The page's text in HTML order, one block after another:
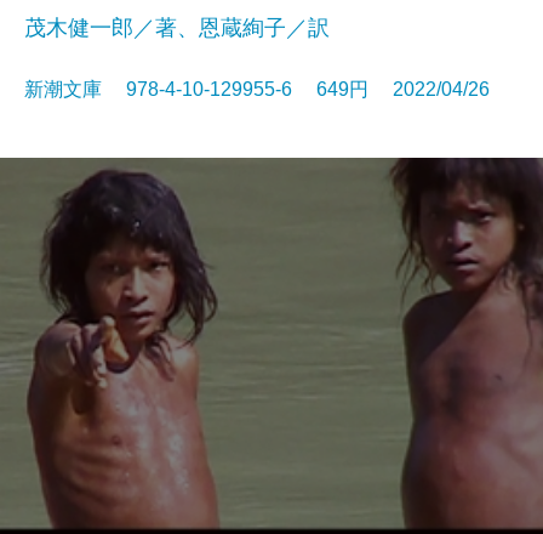
茂木健一郎／著、恩蔵絢子／訳
新潮文庫 978-4-10-129955-6 649円 2022/04/26